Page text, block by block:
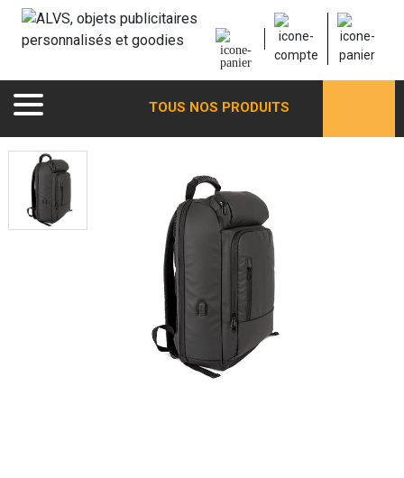
TOUS NOS PRODUITS